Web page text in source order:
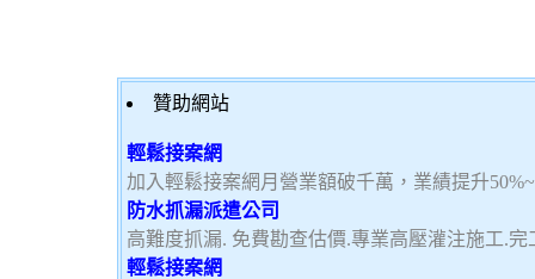
贊助網站
輕鬆接案網
加入輕鬆接案網月營業額破千萬，業績提升
防水抓漏派遣公司
高難度抓漏. 免費勘查估價.專業高壓灌注施工.完
輕鬆接案網